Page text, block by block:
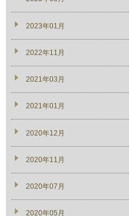
2023年01月
2022年11月
2021年03月
2021年01月
2020年12月
2020年11月
2020年07月
2020年05月